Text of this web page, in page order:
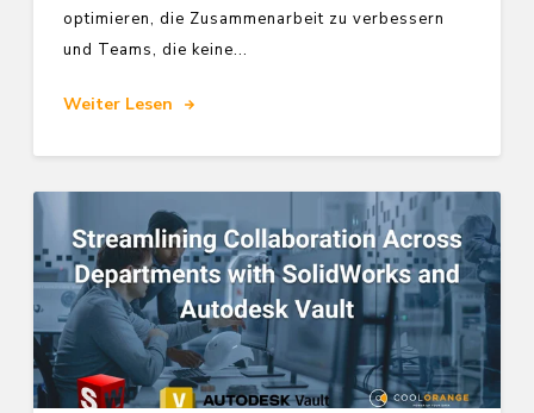
optimieren, die Zusammenarbeit zu verbessern
und Teams, die keine...
Weiter Lesen